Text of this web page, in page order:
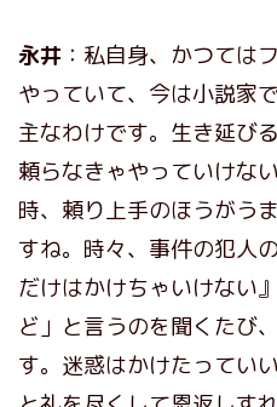
永井 ：私自身、かつては
やっていて、今は小説家
主なわけです。生き延び
頼らなきゃやっていけな
時、頼り上手のほうがう
すね。時々、事件の犯人
だけはかけちゃいけない
ど」と言うのを聞くたび
す。迷惑はかけたってい